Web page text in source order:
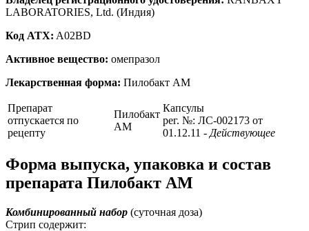
LABORATORIES, Ltd. (Индия)
Код ATX: A02BD
Активное вещество: омепразол
Лекарственная форма: Пилобакт АМ
Препарат
отпускается по
рецепту
Пилобакт
АМ
Капсулы
рег. №: ЛС-002173 от
01.12.11 - Действующее
Форма выпуска, упаковка и состав
препарата Пилобакт АМ
Комбинированный набор (суточная доза)
Стрип содержит: